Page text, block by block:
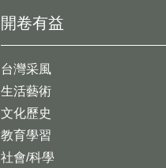
開卷有益
台灣采風
生活藝術
文化歷史
教育學習
社會/科學